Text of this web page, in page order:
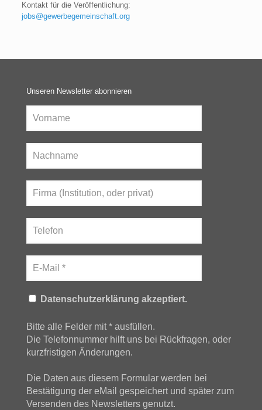
Kontakt für die Veröffentlichung:
jobs@gewerbegemeinschaft.org
Unseren Newsletter abonnieren
Datenschutzerklärung akzeptiert.
Bitte alle Felder mit * ausfüllen.
Die Telefonnummer hilft uns bei Rückfragen, oder
kurzfristigen Änderungen.
Die Daten aus diesem Formular werden bei
Bestätigung der eMail gespeichert und später zum
Versenden des Newsletters genutzt.